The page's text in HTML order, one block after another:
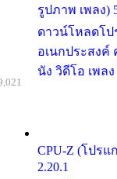
รูปภาพ เพลง)
ดาวน์โหลดโป
อเนกประสงค์
นัง วิดีโอ เพล
CPU-Z (โปรแ
2.20.1